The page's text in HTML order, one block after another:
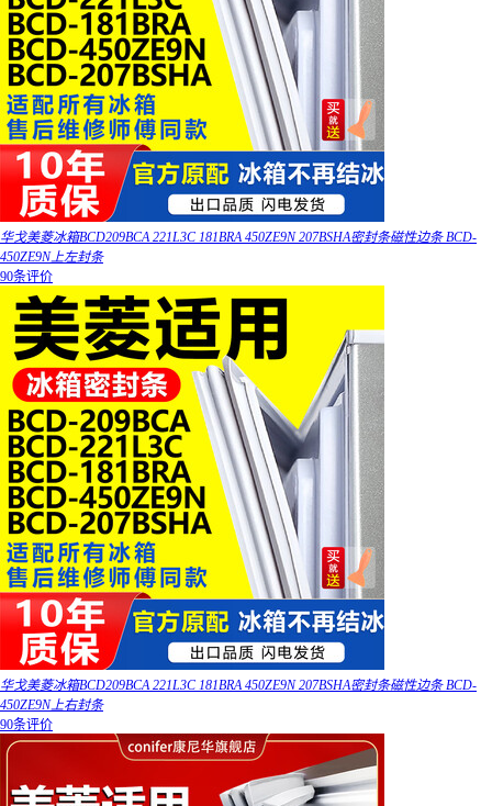
华戈美菱冰箱BCD209BCA 221L3C 181BRA 450ZE9N 207BSHA密封条磁性边条 BCD-
450ZE9N上左封条
90条评价
华戈美菱冰箱BCD209BCA 221L3C 181BRA 450ZE9N 207BSHA密封条磁性边条 BCD-
450ZE9N上右封条
90条评价